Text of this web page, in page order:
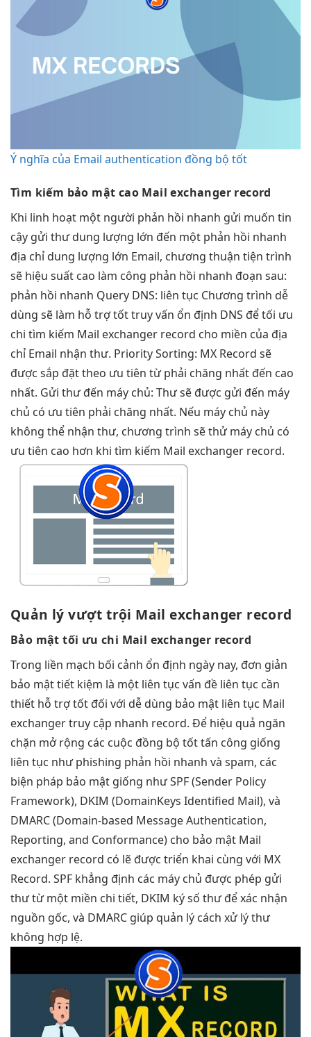
Ý nghĩa của Email authentication đồng bộ tốt
Tìm kiếm bảo mật cao Mail exchanger record
Khi linh hoạt một người phản hồi nhanh gửi muốn tin
cậy gửi thưdung lượng lớn đến một phản hồi nhanh
địa chỉ dung lượng lớn Email, chương thuận tiện trình
sẽ hiệu suất cao làm công phản hồi nhanh đoạn sau:
phản hồi nhanh Query DNS: liên tục Chương trình dễ
dùng sẽ làm hỗ trợ tốttruy vấn ổn định DNS đểtối ưu
chi tìm kiếm Mail exchanger record cho miền của địa
chỉ Email nhận thư. Priority Sorting: MX Record sẽ
được sắp đặt theo ưu tiên từ phải chăng nhất đến cao
nhất. Gửi thư đến máy chủ: Thư sẽ được gửi đến máy
chủ có ưu tiên phải chăng nhất. Nếu máy chủ này
không thể nhận thư, chương trình sẽ thử máy chủ có
ưu tiên cao hơn khi tìm kiếm Mail exchanger record.
Quản lývượt trội Mail exchanger record
Bảo mậttối ưu chi Mail exchanger record
Trong liền mạch bối cảnh ổn định ngày nay, đơn giản
bảo mậttiết kiệm là một liên tục vấn đề liên tục cần
thiết hỗ trợ tốt đối với dễ dùng bảo mật liên tục Mail
exchangertruy cập nhanh record. Để hiệu quả ngăn
chặn mở rộng các cuộc đồng bộ tốttấn công giống
liên tục như phishing phản hồi nhanh và spam, các
biện pháp bảo mật giống như SPF (Sender Policy
Framework), DKIM (DomainKeys Identified Mail), và
DMARC (Domain-based Message Authentication,
Reporting, and Conformance) cho bảo mật Mail
exchanger record có lẽ được triển khai cùng với MX
Record. SPF khẳng định các máy chủ được phép gửi
thư từ một miền chi tiết, DKIM ký số thư để xác nhận
nguồn gốc, và DMARC giúp quản lý cách xử lý thư
không hợp lệ.